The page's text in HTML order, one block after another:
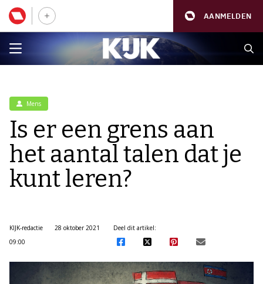
AANMELDEN
Mens
Is er een grens aan
het aantal talen dat je
kunt leren?
KIJK-redactie
28 oktober 2021
09:00
Deel dit artikel: